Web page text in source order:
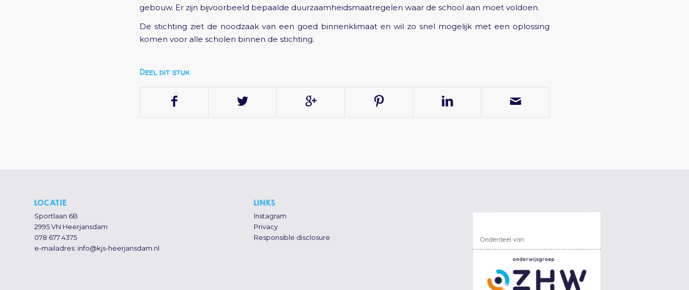
gebouw. Er zijn bijvoorbeeld bepaalde duurzaamheidsmaatregelen waar de school aan moet voldoen.
De stichting ziet de noodzaak van een goed binnenklimaat en wil zo snel mogelijk met een oplossing
komen voor alle scholen binnen de stichting.
Deel dit stuk
LOCATIE
Sportlaan 6B
2995 VN Heerjansdam
078 677 4375
e-mailadres: info@kjs-heerjansdam.nl
LINKS
Instagram
Privacy
Responsible disclosure